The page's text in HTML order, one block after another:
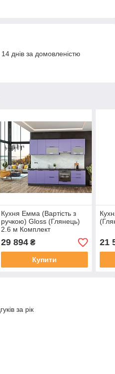
днів за домовленістю
Кухня Емма (Вартість з
ручкою) Gloss (Глянець)
2.6 м Комплект
29 894₴
Купити
21
за рік